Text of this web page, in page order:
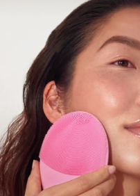
FAQ™ Pure Beauty-
BREAKING NEWS
issa™ Teeth
Språk
English
Français
Polski
Türkçe
简体